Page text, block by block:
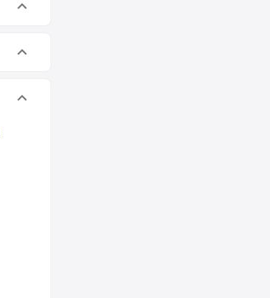
keyboard_arrow_down
keyboard_arrow_down
keyboard_arrow_down